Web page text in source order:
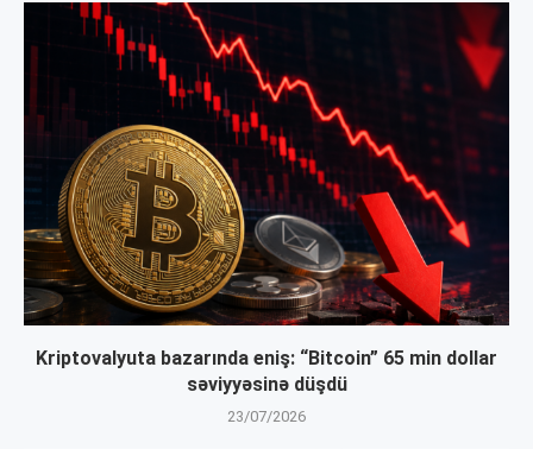
Kriptovalyuta bazarında eniş: “Bitcoin” 65 min dollar
səviyyəsinə düşdü
23/07/2026